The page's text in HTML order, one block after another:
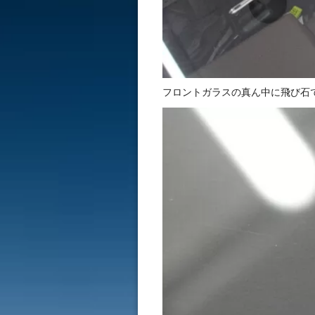
フロントガラスの真ん中に飛び石